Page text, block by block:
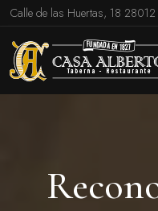
Calle de las Huertas, 18